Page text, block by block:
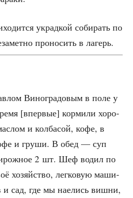
украд­кой соби­рать по
про­но­сить в лагерь.
Вино­гра­до­вым в поле у
[впер­вые] кор­ми­ли хоро­
и кол­ба­сой, кофе, в
и гру­ши. В обед — суп
2 шт. Шеф водил по
хозяй­ство, лег­ко­вую маши­
сад, где мы наелись виш­ни,